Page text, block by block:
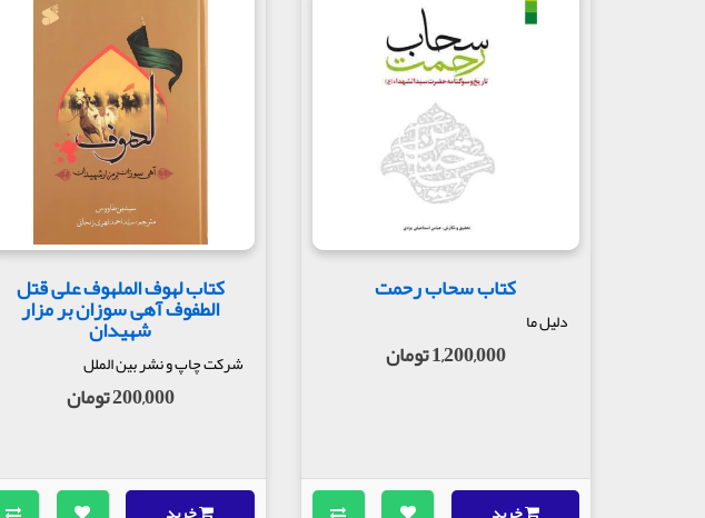
کتاب سحاب رحمت
دلیل ما
1,200,000 تومان
کتاب لهوف الملهوف علی قتل
الطفوف آهی سوزان بر مزار
شهیدان
شرکت چاپ و نشر بین الملل
200,000 تومان